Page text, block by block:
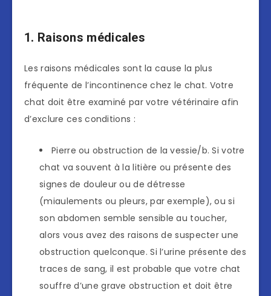
1. Raisons médicales
Les raisons médicales sont la cause la plus
fréquente de l’incontinence chez le chat. Votre
chat doit être examiné par votre vétérinaire afin
d’exclure ces conditions :
Pierre ou obstruction de la vessie/b. Si votre
chat va souvent à la litière ou présente des
signes de douleur ou de détresse
(miaulements ou pleurs, par exemple), ou si
son abdomen semble sensible au toucher,
alors vous avez des raisons de suspecter une
obstruction quelconque. Si l’urine présente des
traces de sang, il est probable que votre chat
souffre d’une grave obstruction et doit être